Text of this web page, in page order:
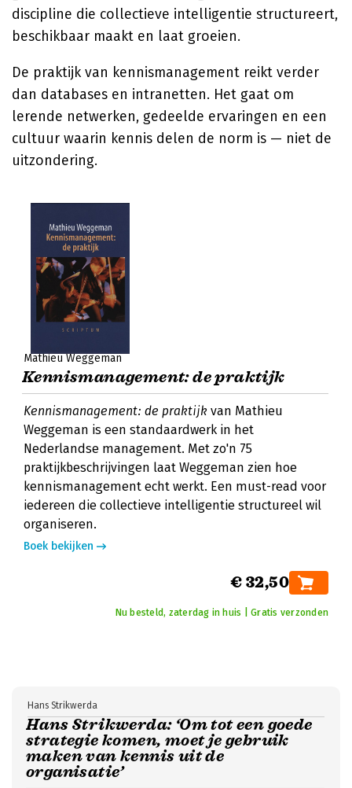
discipline die collectieve intelligentie structureert,
beschikbaar maakt en laat groeien.
De praktijk van kennismanagement reikt verder
dan databases en intranetten. Het gaat om
lerende netwerken, gedeelde ervaringen en een
cultuur waarin kennis delen de norm is — niet de
uitzondering.
Mathieu Weggeman
Kennismanagement: de praktijk
Kennismanagement: de praktijk van Mathieu
Weggeman is een standaardwerk in het
Nederlandse management. Met zo'n 75
praktijkbeschrijvingen laat Weggeman zien hoe
kennismanagement echt werkt. Een must-read voor
iedereen die collectieve intelligentie structureel wil
organiseren.
Boek bekijken
€ 32,50
Nu besteld, zaterdag in huis | Gratis verzonden
Hans Strikwerda: ‘Om tot een goede
strategie komen, moet je gebruik
maken van kennis uit de
organisatie’
Hans Strikwerda